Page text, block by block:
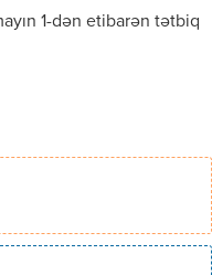
1-dən etibarən tətbiq